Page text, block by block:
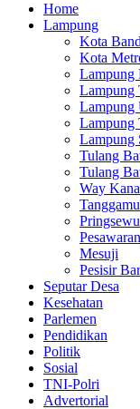
Home
Lampung
Kota
Kota
Lampung
Lampung
Lampung
Lampung
Lampung
Tulang
Tulang
Way
Pringsewu
Pesawaran
Mesuji
Pesisir
Seputar Desa
Kesehatan
Parlemen
Pendidikan
Politik
Sosial
TNI-Polri
Advertorial